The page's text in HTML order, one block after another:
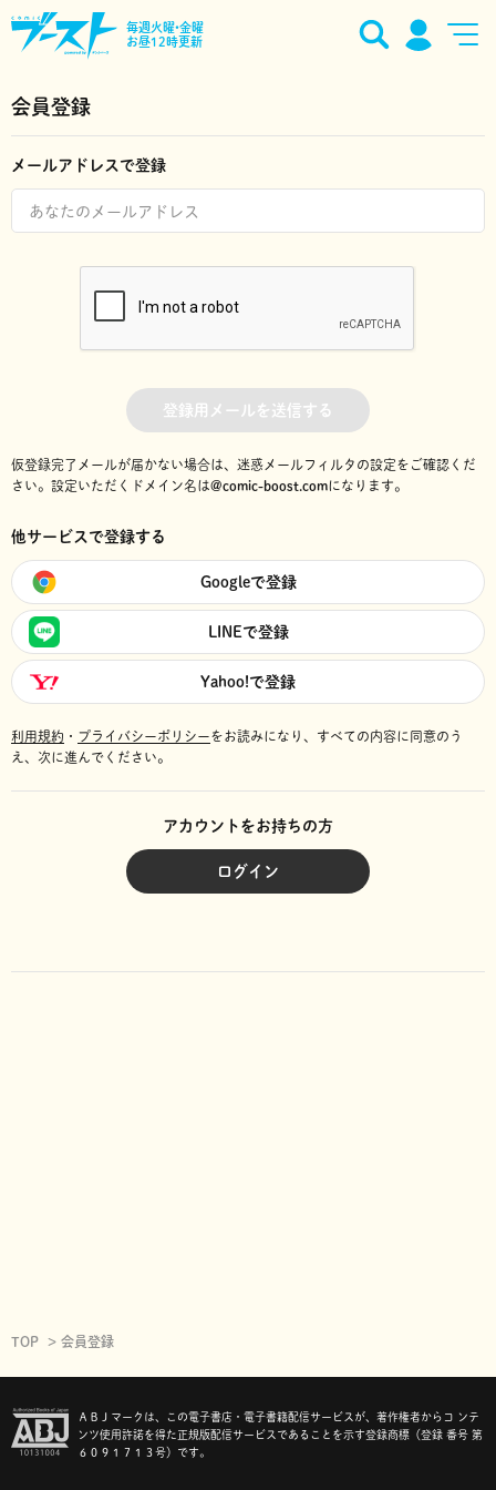
毎週火曜•金曜
お昼12時更新
会員登録
メールアドレスで登録
登録用メールを送信する
仮登録完了メールが届かない場合は、迷惑メールフィルタの設定をご確認くだ
さい。 設定いただくドメイン名は@comic-boost.comになります。
他サービスで登録する
Googleで登録
LINEで登録
Yahoo!で登録
利用規約 ・ プライバシーポリシーをお読みになり、 すべての内容に同意のう
え、次に進んでください。
アカウントをお持ちの方
ログイン
TOP 会員登録
ＡＢＪマークは、この電子書店・電子書籍配信サービスが、著作権者からコ ンテ
ンツ使用許諾を得た正規版配信サービスであることを示す登録商標（登録 番号 第
６０９１７１３号）です。